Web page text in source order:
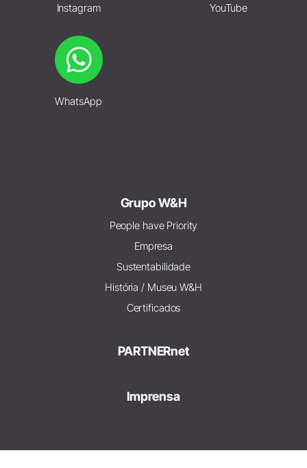
Instagram YouTube
WhatsApp
Grupo W&H
People have Priority
Empresa
Sustentabilidade
História / Museu W&H
Certificados
PARTNERnet
Imprensa